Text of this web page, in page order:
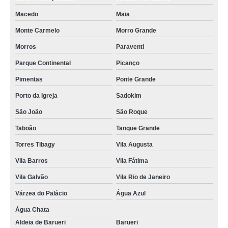
manutenções piso de taco madeira valor Taboão
manutenções em piso com taco de madeira Tanque Grande
manutenções em piso com taco de madeira Picanço
manutenções de assoalho de madeira valor Jardim Nova Cotia
empresa de manutenções em piso com taco de madeira Jardim Atibaia
manutenções de piso de madeira taco valor Água Funda
empresa de manutenções de piso de madeira taco Santo André
empresa que faz manutenções e limpeza de piso de tacos Sadokim
empresa que faz manutenções de taco de madeira para piso Boa Vista
manutenções piso de taco madeira preço Macedo
Macedo Maia
Monte Carmelo Morro Grande
Morros Paraventi
Parque Continental Picanço
Pimentas Ponte Grande
Porto da Igreja Sadokim
São João São Roque
Taboão Tanque Grande
Torres Tibagy Vila Augusta
Vila Barros Vila Fátima
Vila Galvão Vila Rio de Janeiro
Várzea do Palácio Água Azul
Água Chata
Aldeia de Barueri
Barueri